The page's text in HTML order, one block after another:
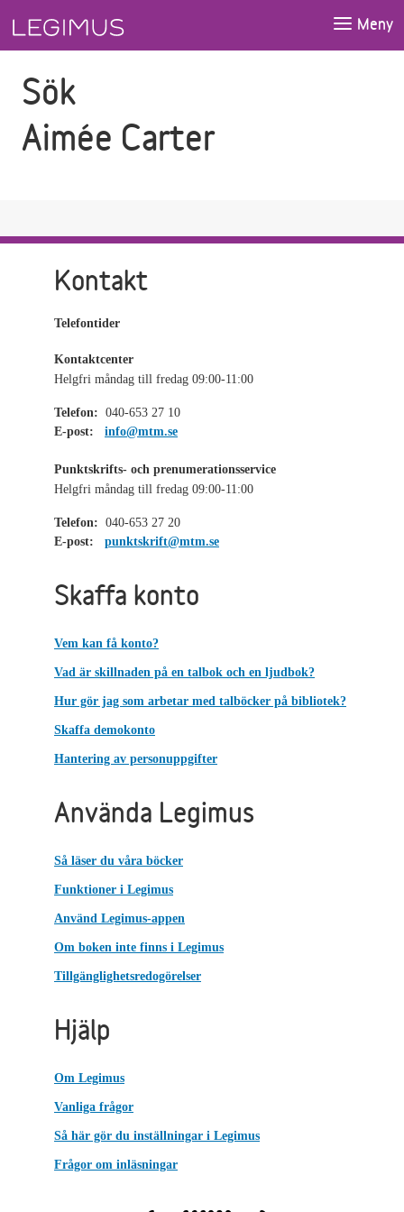
Meny
Sök
Aimée Carter
Kontakt
Telefontider
Kontaktcenter
Helgfri måndag till fredag 09:00-11:00
Telefon: 040-653 27 10
E-post:
info@mtm.se
Punktskrifts- och prenumerationsservice
Helgfri måndag till fredag 09:00-11:00
Telefon: 040-653 27 20
E-post:
punktskrift@mtm.se
Skaffa konto
Vem kan få konto?
Vad är skillnaden på en talbok och en ljudbok?
Hur gör jag som arbetar med talböcker på bibliotek?
Skaffa demokonto
Hantering av personuppgifter
Använda Legimus
Så läser du våra böcker
Funktioner i Legimus
Använd Legimus-appen
Om boken inte finns i Legimus
Tillgänglighetsredogörelser
Hjälp
Om Legimus
Vanliga frågor
Så här gör du inställningar i Legimus
Frågor om inläsningar